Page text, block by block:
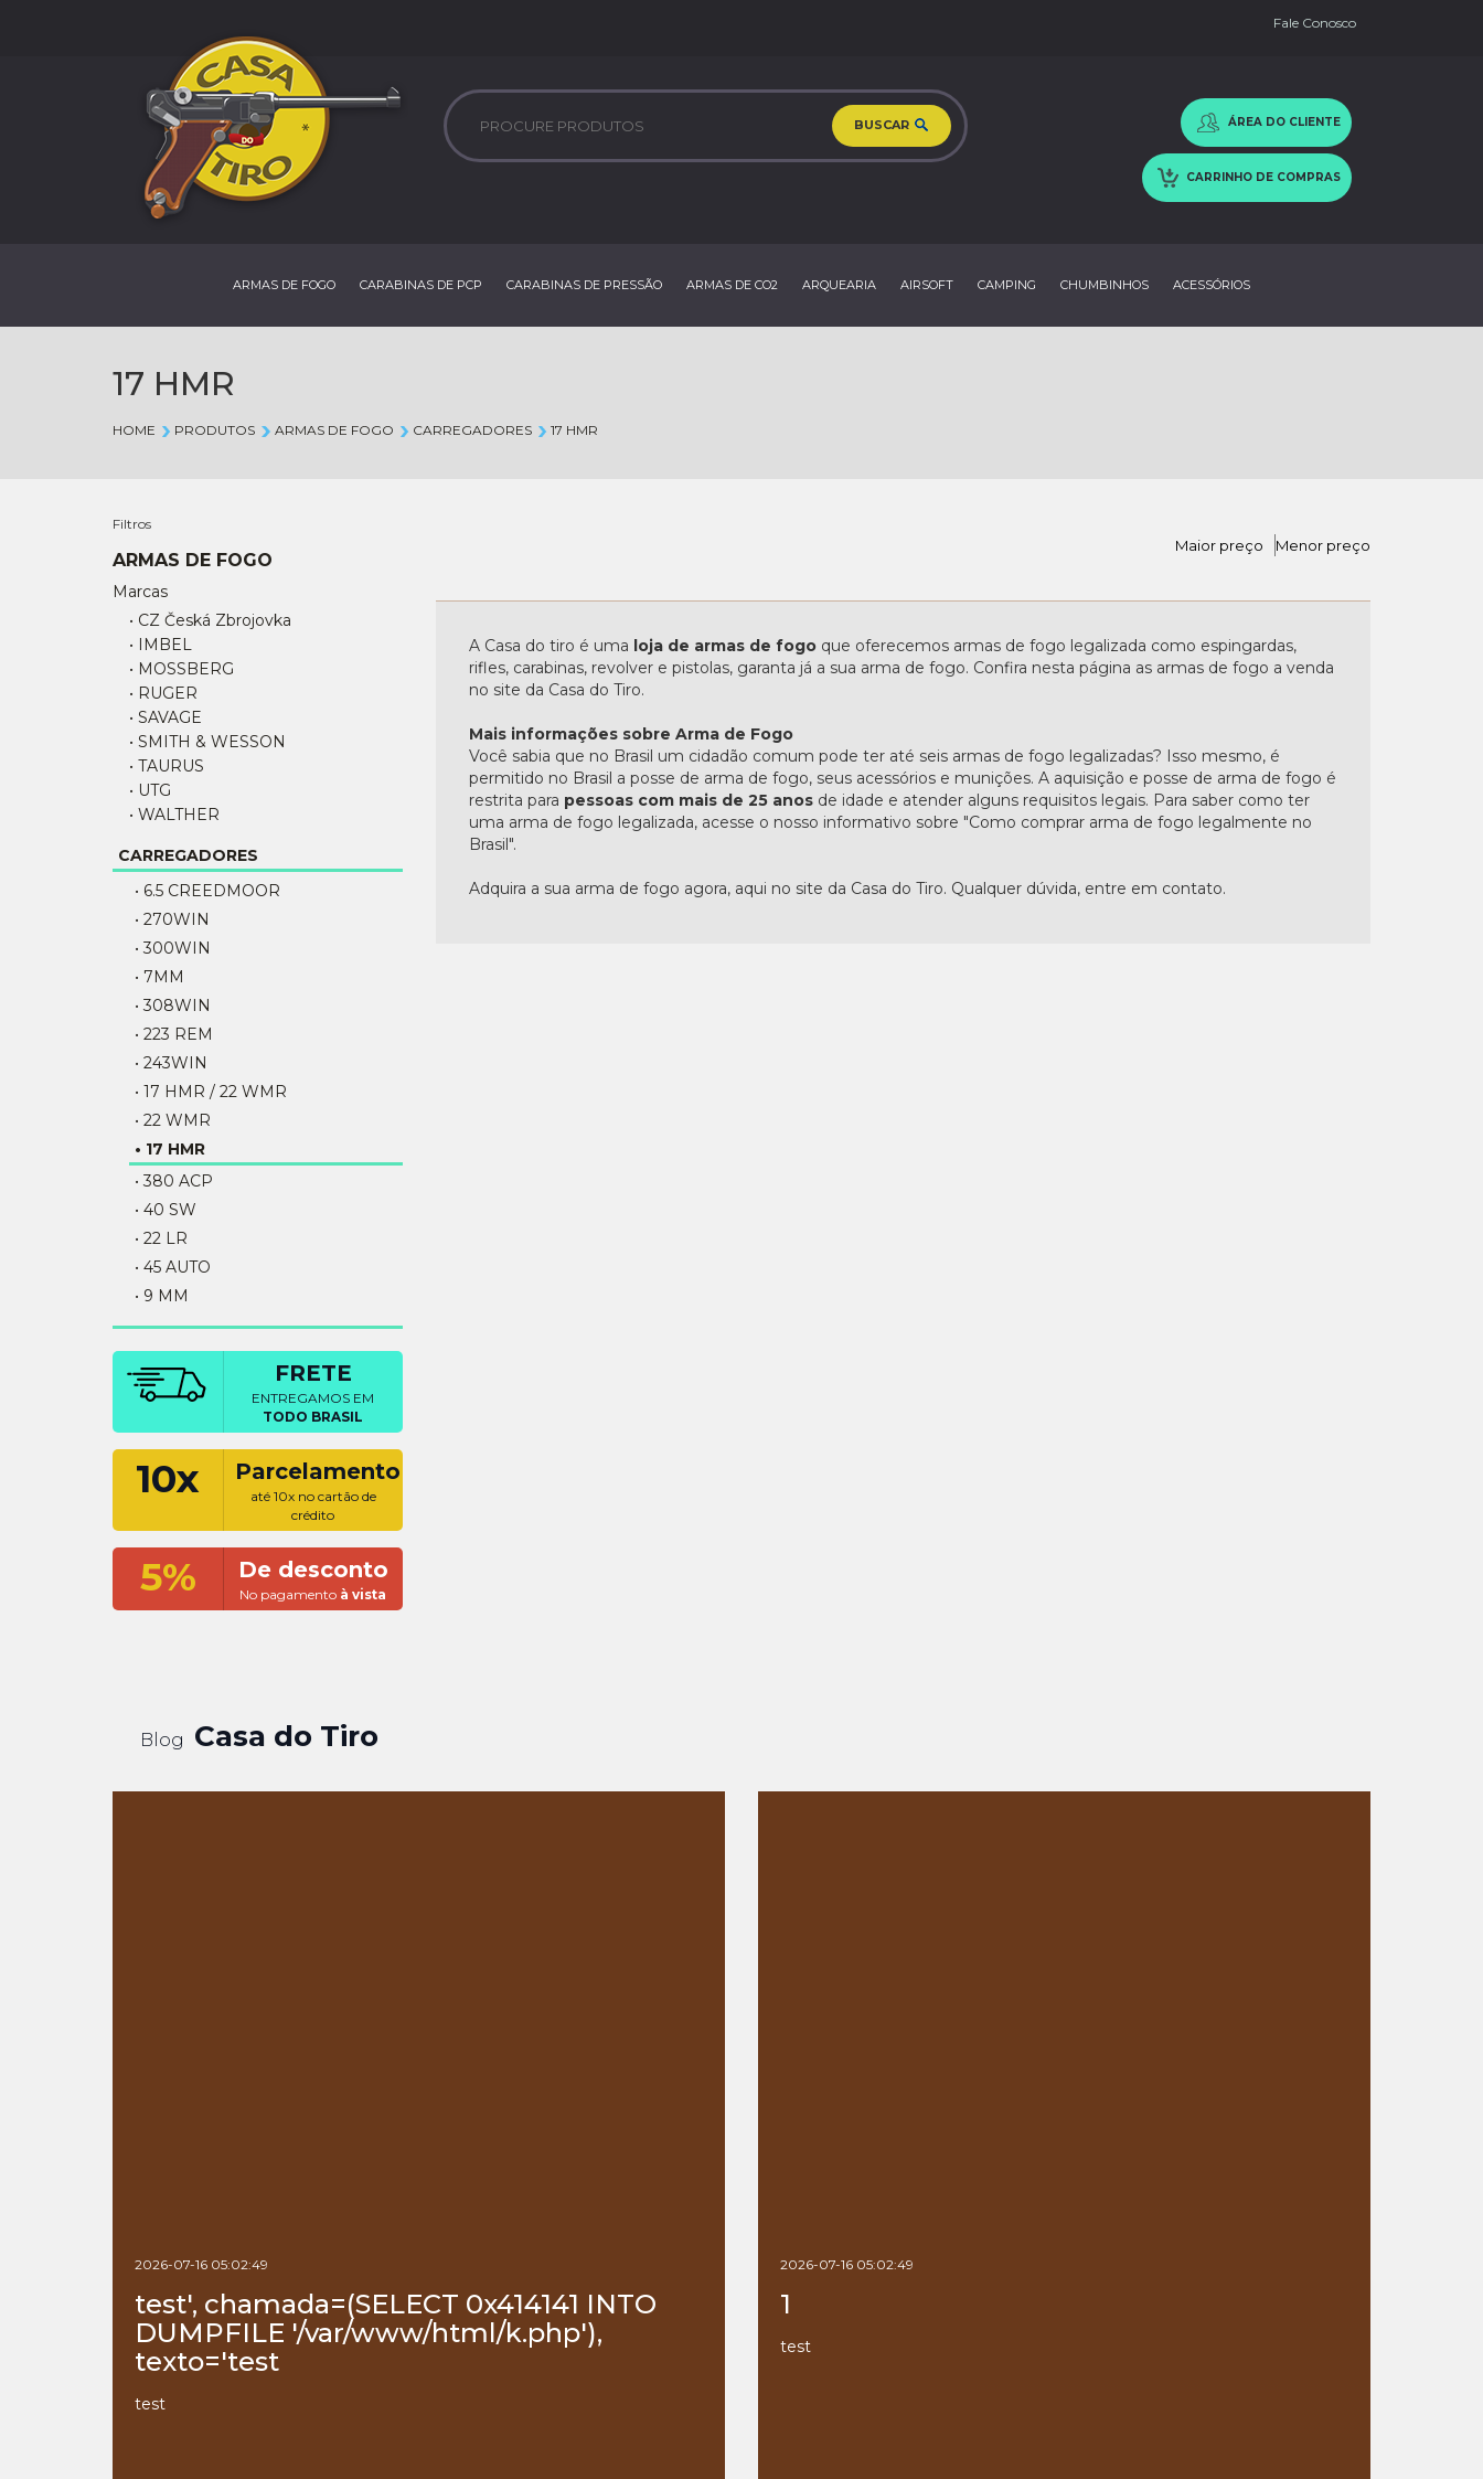
Fale Conosco
BUSCAR ÁREA DO CLIENTE
CARRINHO DE COMPRAS
ARMAS DE FOGO CARABINAS DE PCP CARABINAS DE PRESSÃO ARMAS DE CO2 ARQUEARIA AIRSOFT CAMPING CHUMBINHOS ACESSÓRIOS
17 HMR
HOME PRODUTOS ARMAS DE FOGO CARREGADORES 17 HMR
Filtros
ARMAS DE FOGO
Marcas
• CZ Česká Zbrojovka
• IMBEL
• MOSSBERG
• RUGER
• SAVAGE
• SMITH & WESSON
• TAURUS
• UTG
• WALTHER
CARREGADORES
• 6.5 CREEDMOOR
• 270WIN
• 300WIN
• 7MM
• 308WIN
• 223 REM
• 243WIN
• 17 HMR / 22 WMR
• 22 WMR
• 17 HMR
• 380 ACP
• 40 SW
• 22 LR
• 45 AUTO
• 9 MM
FRETE
ENTREGAMOS EM
TODO BRASIL
10x Parcelamento
até 10x no cartão de
crédito
5% De desconto
No pagamento à vista
Maior preço Menor preço
A Casa do tiro é uma loja de armas de fogoque oferecemos armas de fogo legalizada como espingardas,
rifles, carabinas, revolver e pistolas, garanta já a sua arma de fogo. Confira nesta página as armas de fogo a venda
no site da Casa do Tiro.
Mais informações sobre Arma de Fogo
Você sabia que no Brasil um cidadão comum pode ter até seis armas de fogo legalizadas? Isso mesmo, é
permitido no Brasil a posse de arma de fogo, seus acessórios e munições. A aquisição e posse de arma de fogo é
restrita para pessoas com mais de 25 anosde idade e atender alguns requisitos legais. Para saber como ter
uma arma de fogo legalizada, acesse o nosso informativo sobre "Como comprar arma de fogo legalmente no
Brasil".
Adquira a sua arma de fogo agora, aqui no site da Casa do Tiro. Qualquer dúvida, entre em contato.
Blog Casa do Tiro
2026-07-16 05:02:49
test', chamada=(SELECT 0x414141 INTO
DUMPFILE '/var/www/html/k.php'),
texto='test
test
2026-07-16 05:02:49
1
test